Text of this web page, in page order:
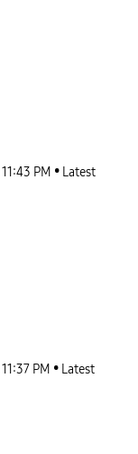
11:43 PM
Latest
11:37 PM
Latest